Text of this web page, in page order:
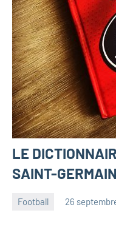
LE
SAINT-
Football 26